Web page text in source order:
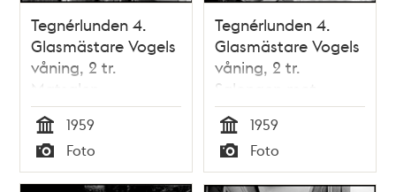
Tegnérlunden 4.
Glasmästare Vogels
våning, 2 tr.
Matsalen
Tid
1959
Typ
Foto
Tegnérlunden 4.
Glasmästare Vogels
våning, 2 tr.
Salongen mot
matsalen
Tid
1959
Typ
Foto